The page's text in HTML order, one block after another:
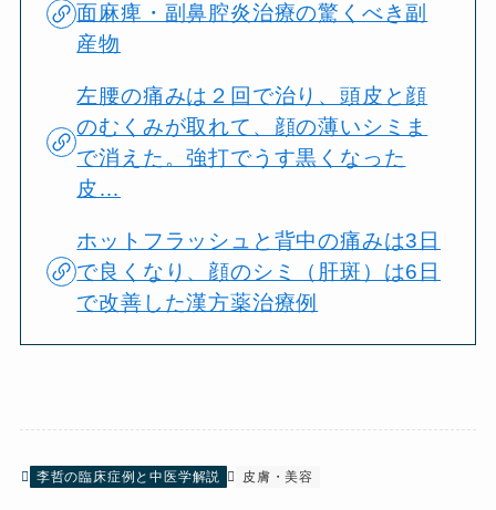
面麻痺・副鼻腔炎治療の驚くべき副
産物
左腰の痛みは２回で治り、頭皮と顔
のむくみが取れて、顔の薄いシミま
で消えた。強打でうす黒くなった
皮…
ホットフラッシュと背中の痛みは3日
で良くなり、顔のシミ（肝斑）は6日
で改善した漢方薬治療例
李哲の臨床症例と中医学解説 皮膚・美容